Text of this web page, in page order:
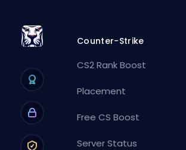
Counter-Strike
CS2 Rank Boost
Placement
Free CS Boost
Server Status